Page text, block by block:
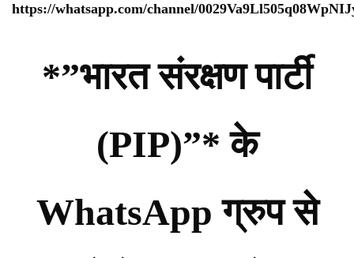
https://whatsapp.com/channel/
*”भारत संरक्षण पार्टी
(PIP)”* के
WhatsApp ग्रुप से